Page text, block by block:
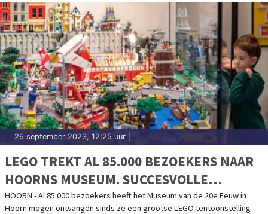
26 september 2023, 12:25 uur
LEGO TREKT AL 85.000 BEZOEKERS NAAR
HOORNS MUSEUM. SUCCESVOLLE
EXPOSITIE WORDT VERLENGD
HOORN - Al 85.000 bezoekers heeft het Museum van de 20e Eeuw in
Hoorn mogen ontvangen sinds ze een grootse LEGO tentoonstelling